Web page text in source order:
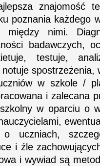
znajomość
poznania każdego
między nimi.
badawczych,
testuje,
spostrzeżenia,
w szkole /
i zalecana
w oparciu o
o uczniach,
i źle
i wywiad są